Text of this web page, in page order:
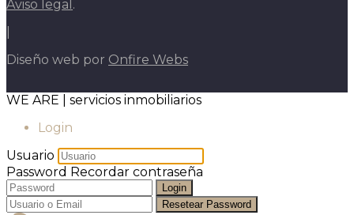
Aviso legal .
Diseño web por Onfire Webs
WE ARE | servicios inmobiliarios
Login
Usuario
Password Recordar contraseña
Login
Resetear Password